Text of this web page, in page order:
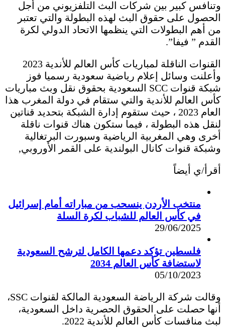
وتنافس كبير بين شركات البث التلفزيوني من أجل
الحصول على حقوق البث لهذه البطولة والتي تعتبر
من أهم البطولات التي ينظمها الاتحاد الدولي لكرة
القدم ” فيفا”.
القنوات الناقلة لمباريات كأس العالم للأندية 2023
وأعلنت وسائل إعلام رياضية سعودية رسميا فوز
شبكة قنوات SCC السعودية بحقوق نقل وبث مباريات
كأس العالم للأندية والتي ستقام في دولة المغرب هذا
العام 2023 ، حيث ستقوم إدارة الشبكة بتحديد قناتين
لنقل هذه البطولة ، فيما ستكون هناك قنوات ناقلة
أخرى وهي المغربية الرياضية وسبورت البرتغالية
وشبكة قنوات كانال البولندية على القمر الأوروبي,
أقرأ/ي أيضاً
منتخب الأردن ينسحب من مباراته أمام إسرائيل
في كأس العالم للشباب لكرة السلة
29/06/2025
فلسطين تؤكد دعمها الكامل لترشح السعودية
لاستضافة كأس العالم 2034
05/10/2023
وقالت شركة الرياضة السعودية المالكة لقنوات SSC،
أنها حصلت على الحقوق الحصرية داخل السعودية،
لبث منافسات كأس العالم للأندية 2022.